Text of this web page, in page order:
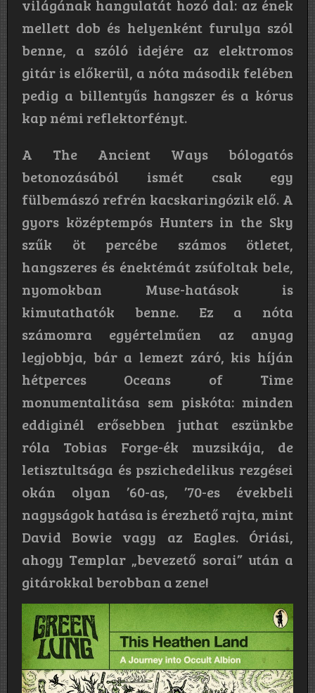
világának hangulatát hozó dal: az ének
mellett dob és helyenként furulya szól
benne, a szóló idejére az elektromos
gitár is előkerül, a nóta második felében
pedig a billentyűs hangszer és a kórus
kap némi reflektorfényt.
A The Ancient Ways bólogatós
betonozásából ismét csak egy
fülbemászó refrén kacskaringózik elő. A
gyors középtempós Hunters in the Sky
szűk öt percébe számos ötletet,
hangszeres és énektémát zsúfoltak bele,
nyomokban Muse-hatások is
kimutathatók benne. Ez a nóta
számomra egyértelműen az anyag
legjobbja, bár a lemezt záró, kis híján
hétperces Oceans of Time
monumentalitása sem piskóta: minden
eddiginél erősebben juthat eszünkbe
róla Tobias Forge-ék muzsikája, de
letisztultsága és pszichedelikus rezgései
okán olyan ’60-as, ’70-es évekbeli
nagyságok hatása is érezhető rajta, mint
David Bowie vagy az Eagles. Óriási,
ahogy Templar „bevezető sorai” után a
gitárokkal berobban a zene!